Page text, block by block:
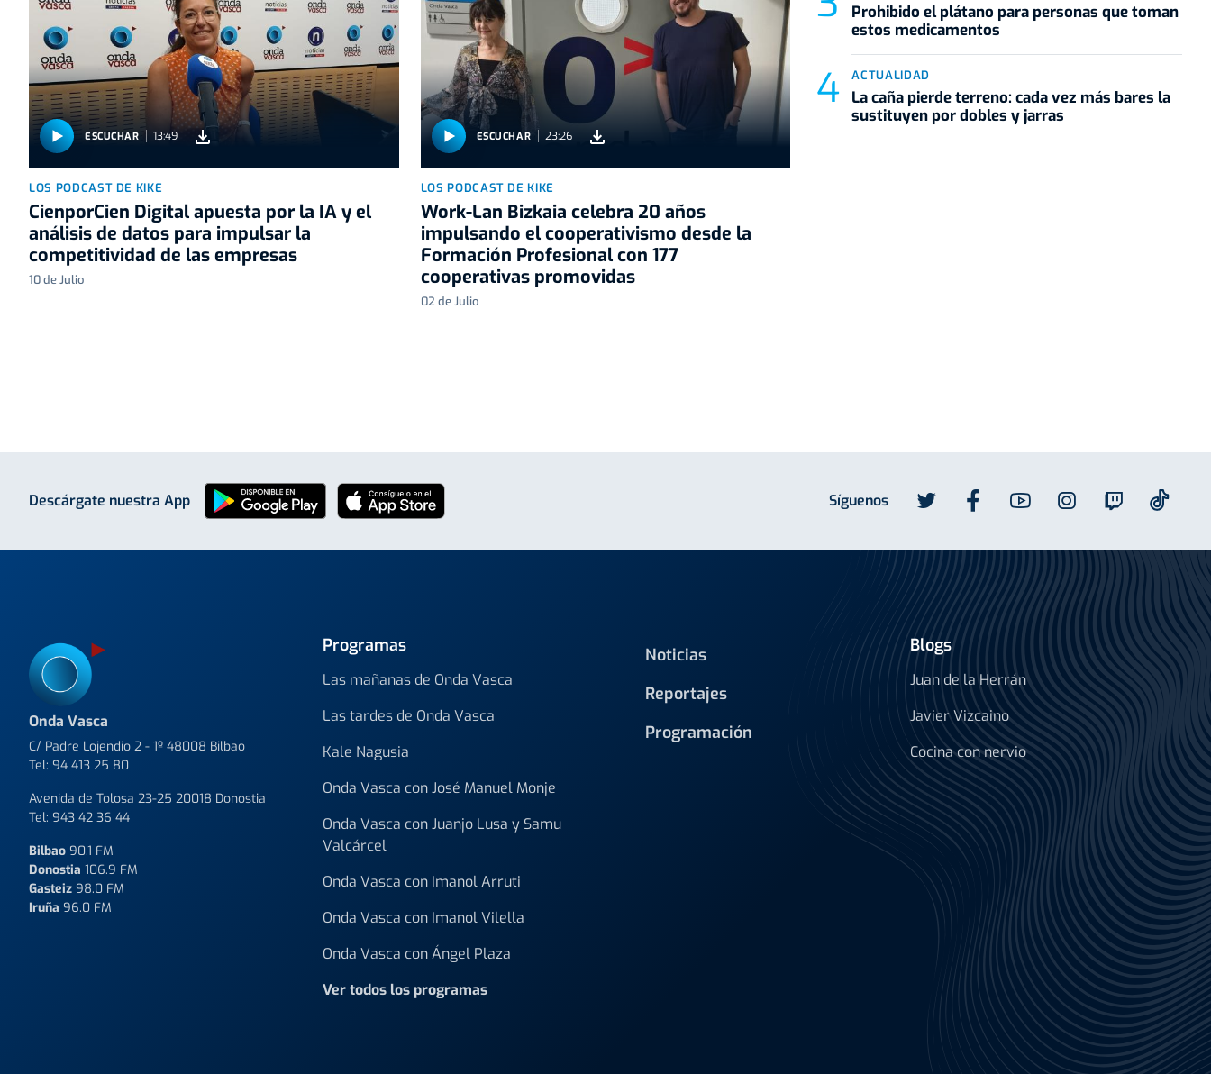
ESCUCHAR 13:49
LOS PODCAST DE KIKE
CienporCien Digital apuesta por la IA y el
análisis de datos para impulsar la
competitividad de las empresas
10 de Julio
ESCUCHAR 23:26
LOS PODCAST DE KIKE
Work-Lan Bizkaia celebra 20 años
impulsando el cooperativismo desde la
Formación Profesional con 177
cooperativas promovidas
02 de Julio
Prohibido el plátano para personas que toman
estos medicamentos
ACTUALIDAD
La caña pierde terreno: cada vez más bares la
sustituyen por dobles y jarras
Síguenos
Descárgate nuestra App
Programas
Las mañanas de Onda Vasca
Las tardes de Onda Vasca
Kale Nagusia
Onda Vasca con José Manuel Monje
Onda Vasca con Juanjo Lusa y Samu
Valcárcel
Onda Vasca con Imanol Arruti
Onda Vasca con Imanol Vilella
Onda Vasca con Ángel Plaza
Ver todos los programas
Noticias
Reportajes
Programación
Blogs
Juan de la Herrán
Javier Vizcaino
Cocina con nervio
Onda Vasca
C/ Padre Lojendio 2 - 1º 48008 Bilbao
Tel: 94 413 25 80
Avenida de Tolosa 23-25 20018 Donostia
Tel: 943 42 36 44
Bilbao 90.1 FM
Donostia 106.9 FM
Gasteiz 98.0 FM
Iruña 96.0 FM